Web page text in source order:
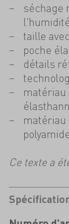
séchage
taille
poche
détails
matériau
matériau
Ce texte a